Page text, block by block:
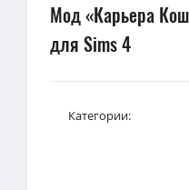
Мод «Карьера
для Sims 4
Категории: